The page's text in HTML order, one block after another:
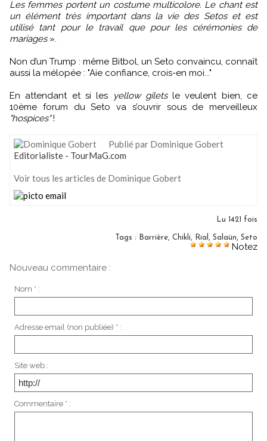
Les femmes portent un costume multicolore. Le chant est
un élément très important dans la vie des Setos et est
utilisé tant pour le travail que pour les cérémonies de
mariages».
Non d’un Trump : même Bitbol, un Seto convaincu, connaît
aussi la mélopée : "Aie confiance, crois-en moi..."
En attendant et si les yellow giletsle veulent bien, ce
10ème forum du Seto va s’ouvrir sous de merveilleux
"hospices"!
Publié par Dominique Gobert
Editorialiste - TourMaG.com
Voir tous les articles de Dominique Gobert
Lu 1421 fois
Tags : Barrière, Chikli, Rial , Salaün, Seto
Notez
Nouveau commentaire :
Nom * :
Adresse email (non publiée) * :
Site web :
Commentaire * :